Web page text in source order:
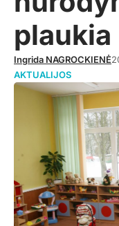
plaukia
Ingrida NAGROCKIENĖ
AKTUALIJOS